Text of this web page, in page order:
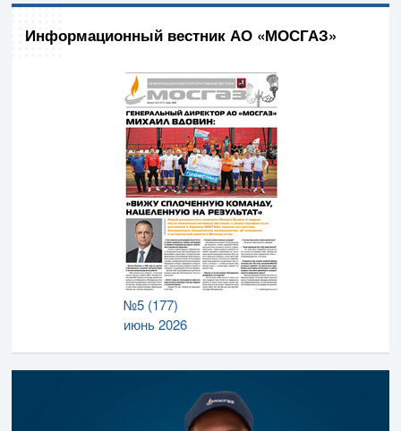
Информационный вестник АО «МОСГАЗ»
№5 (177)
июнь 2026